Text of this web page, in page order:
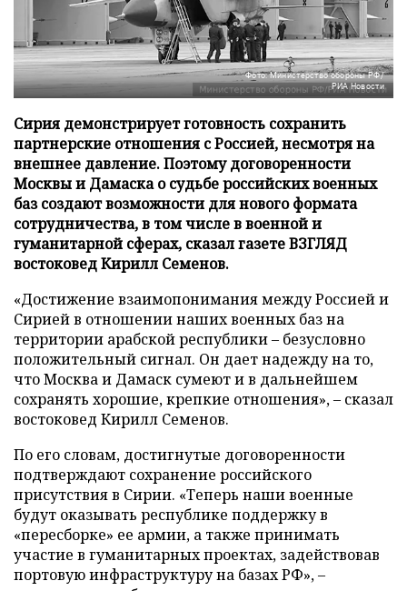
Фото: Министерство обороны РФ/
РИА Новости
Сирия демонстрирует готовность сохранить
партнерские отношения с Россией, несмотря на
внешнее давление. Поэтому договоренности
Москвы и Дамаска о судьбе российских военных
баз создают возможности для нового формата
сотрудничества, в том числе в военной и
гуманитарной сферах, сказал газете ВЗГЛЯД
востоковед Кирилл Семенов.
«Достижение взаимопонимания между Россией и
Сирией в отношении наших военных баз на
территории арабской республики – безусловно
положительный сигнал. Он дает надежду на то,
что Москва и Дамаск сумеют и в дальнейшем
сохранять хорошие, крепкие отношения», – сказал
востоковед Кирилл Семенов.
По его словам, достигнутые договоренности
подтверждают сохранение российского
присутствия в Сирии. «Теперь наши военные
будут оказывать республике поддержку в
«пересборке» ее армии, а также принимать
участие в гуманитарных проектах, задействовав
портовую инфраструктуру на базах РФ», –